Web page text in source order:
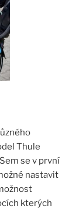
Thule
se v první
nastavit
kterých